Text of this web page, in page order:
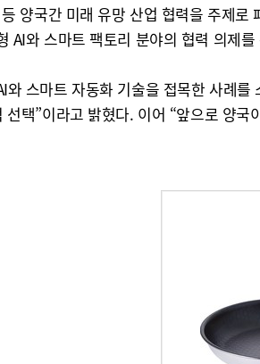
양국간 미래 유망 산업 협력을 주제
AI와 스마트 팩토리 분야의 협력 의제를
스마트 자동화 기술을 접목한 사례
택”이라고 밝혔다. 이어 “앞으로 양